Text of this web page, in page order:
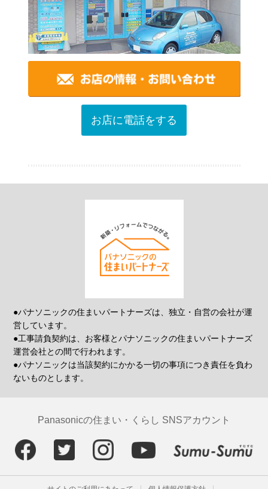
お店に電話をする
●パナソニックの住まいパートナーズは、独立・自営の会社が運
営しています。
●工事請負契約は、お客様とパナソニックの住まいパートナーズ
運営会社との間で行われます。
●パナソニックは当該契約にかかる一切の事項につき責任を負わ
ないものとします。
Panasonicの住まい・くらし SNSアカウント